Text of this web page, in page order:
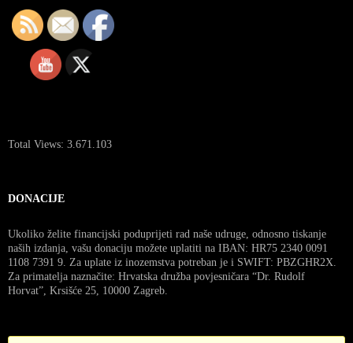
Total Views: 3.671.103
DONACIJE
Ukoliko želite financijski poduprijeti rad naše udruge, odnosno tiskanje
naših izdanja, vašu donaciju možete uplatiti na IBAN: HR75 2340 0091
1108 7391 9. Za uplate iz inozemstva potreban je i SWIFT: PBZGHR2X.
Za primatelja naznačite: Hrvatska družba povjesničara “Dr. Rudolf
Horvat”, Krsišće 25, 10000 Zagreb.